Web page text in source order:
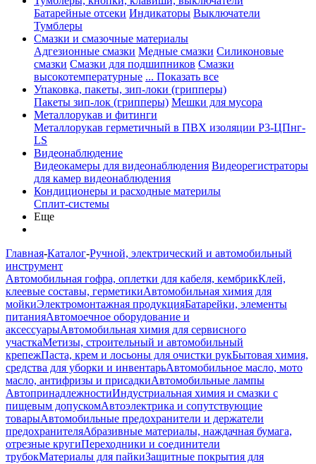
Батарейные отсеки Индикаторы Выключатели
Тумблеры
Смазки и смазочные материалы
Адгезионные смазки Медные смазки Силиконовые
смазки Смазки для подшипников Смазки
высокотемпературные ... Показать все
Упаковка, пакеты, зип-локи (грипперы)
Пакеты зип-лок (грипперы) Мешки для мусора
Металлорукав и фитинги
Металлорукав герметичный в ПВХ изоляции Р3-ЦПнг-
LS
Видеонаблюдение
Видеокамеры для видеонаблюдения Видеорегистраторы
для камер видеонаблюдения
Кондиционеры и расходные материлы
Сплит-системы
Еще
Главная-Каталог-Ручной, электрический и автомобильный
инструмент
Автомобильная гофра, оплетки для кабеля, кембрикКлей,
клеевые составы, герметикиАвтомобильная химия для
мойкиЭлектромонтажная продукцияБатарейки, элементы
питанияАвтомоечное оборудование и
аксессуарыАвтомобильная химия для сервисного
участкаМетизы, строительный и автомобильный
крепежПаста, крем и лосьоны для очистки рукБытовая химия,
средства для уборки и инвентарьАвтомобильное масло, мото
масло, антифризы и присадкиАвтомобильные лампы
АвтопринадлежностиИндустриальная химия и смазки с
пищевым допускомАвтоэлектрика и сопутствующие
товарыАвтомобильные предохранители и держатели
предохранителяАбразивные материалы, наждачная бумага,
отрезные кругиПереходники и соединители
трубокМатериалы для пайкиЗащитные покрытия для